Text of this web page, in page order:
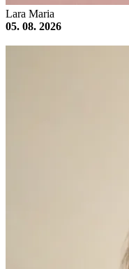
Lara Maria
05. 08. 2026